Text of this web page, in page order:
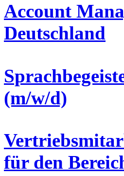
Account
Deutschland
(m/w/d)
für den